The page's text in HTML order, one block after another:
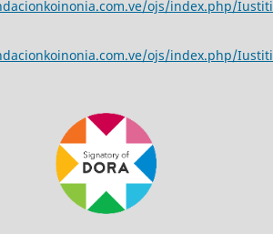
ojs/index.php/
ojs/index.php/